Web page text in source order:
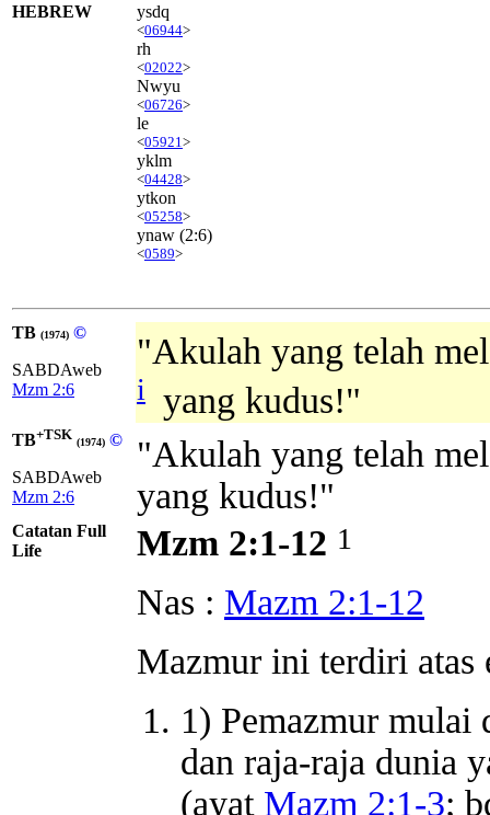
HEBREW ysdq
<06944>
rh
<02022>
Nwyu
<06726>
le
<05921 >
yklm
<04428>
ytkon
<05258>
ynaw (2:6)
<0589>
TB (1974) ©
SABDAweb
Mzm 2:6
"Akulah yang telah
i yang kudus!"
TB+TSK (1974) ©
SABDAweb
Mzm 2:6
"Akulah yang telah
yang kudus!"
Catatan Full
Life
Mzm 2:1-12 1
Nas : Mazm 2:1-12
Mazmur ini terdiri atas
1) Pemazmur mulai
dan raja-raja dunia
(ayat Mazm 2:1-3;